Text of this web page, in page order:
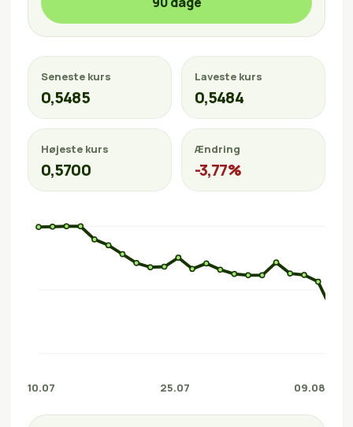
Seneste kurs
0,5485
Laveste kurs
0,5484
Højeste kurs
0,5700
Ændring
-3,77%
10.07 25.07 09.08